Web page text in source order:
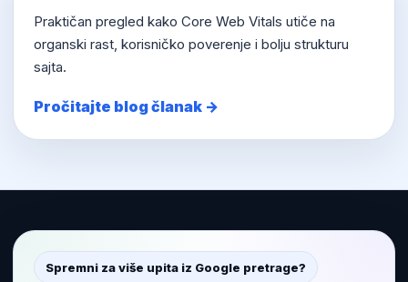
Praktičan pregled kako Core Web Vitals utiče na
organski rast, korisničko poverenje i bolju strukturu
sajta.
Pročitajte blog članak →
Spremni za više upita iz Google pretrage?